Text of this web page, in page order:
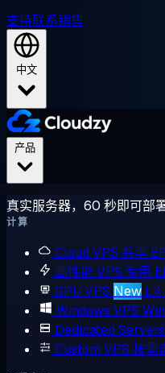
支持联系销售
中文
真实服务器，60 秒即可部
计算
Cloud VPS 共享
高性能 VPS 专用
GPU VPS New L4
Windows VPS
Dedicated Servers
Custom VPS 按需